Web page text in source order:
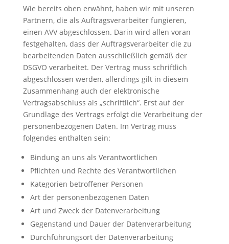
Wie bereits oben erwähnt, haben wir mit unseren
Partnern, die als Auftragsverarbeiter fungieren,
einen AVV abgeschlossen. Darin wird allen voran
festgehalten, dass der Auftragsverarbeiter die zu
bearbeitenden Daten ausschließlich gemäß der
DSGVO verarbeitet. Der Vertrag muss schriftlich
abgeschlossen werden, allerdings gilt in diesem
Zusammenhang auch der elektronische
Vertragsabschluss als „schriftlich“. Erst auf der
Grundlage des Vertrags erfolgt die Verarbeitung der
personenbezogenen Daten. Im Vertrag muss
folgendes enthalten sein:
Bindung an uns als Verantwortlichen
Pflichten und Rechte des Verantwortlichen
Kategorien betroffener Personen
Art der personenbezogenen Daten
Art und Zweck der Datenverarbeitung
Gegenstand und Dauer der Datenverarbeitung
Durchführungsort der Datenverarbeitung